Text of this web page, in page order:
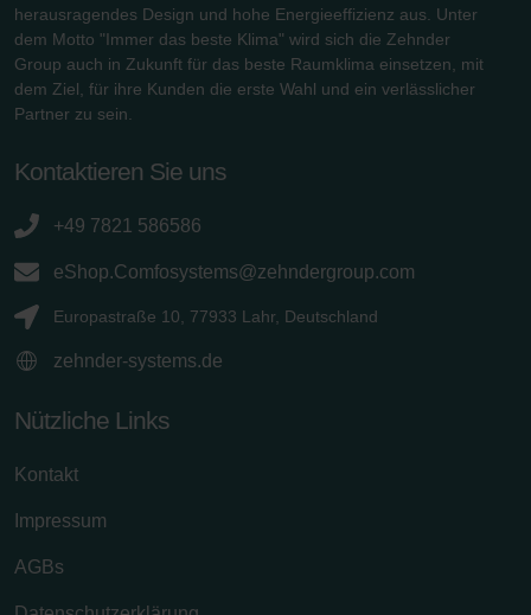
herausragendes Design und hohe Energieeffizienz aus. Unter
dem Motto "Immer das beste Klima" wird sich die Zehnder
Group auch in Zukunft für das beste Raumklima einsetzen, mit
dem Ziel, für ihre Kunden die erste Wahl und ein verlässlicher
Partner zu sein.
Kontaktieren Sie uns
+49 7821 586586
eShop.Comfosystems@zehndergroup.com
Europastraße 10, 77933 Lahr, Deutschland
zehnder-systems.de
Nützliche Links
Kontakt
Impressum
AGBs